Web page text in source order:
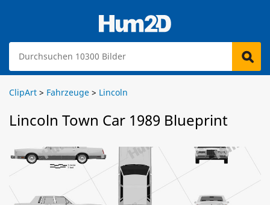
ClipArt > Fahrzeuge > Lincoln
Lincoln Town Car 1989 Blueprint